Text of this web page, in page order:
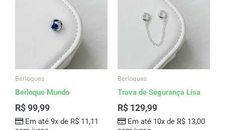
Berloques
Berloque Mundo
R$99,99
Em até 9x de R$11,11
Berloques
Trava de Segurança Lisa
R$ 129,99
Em até 10x de R$13,00